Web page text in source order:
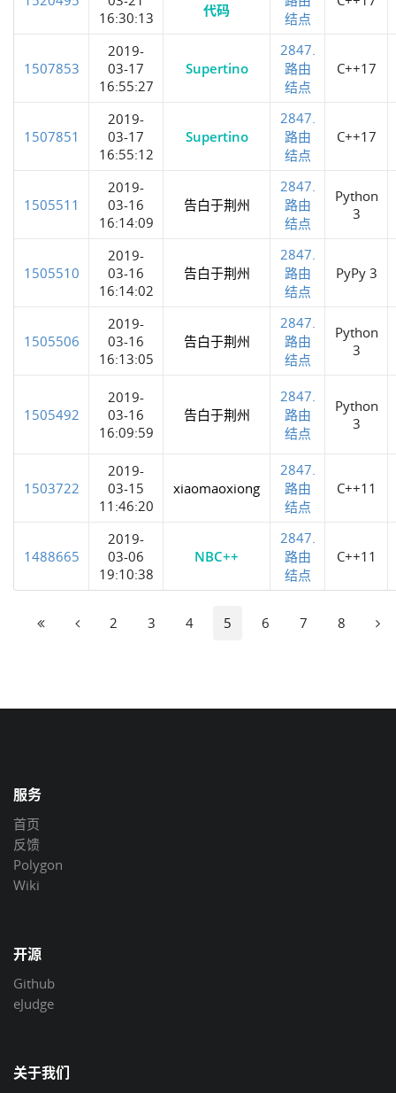
16:30:13
代码
结点
1507853
2019-
03-17
16:55:27
Supertino
2847.
路由
结点
C++17
1507851
2019-
03-17
16:55:12
Supertino
2847.
路由
结点
C++17
1505511
2019-
03-16
16:14:09
告白于荆州
2847.
路由
结点
Python
3
1505510
2019-
03-16
16:14:02
告白于荆州
2847.
路由
结点
PyPy 3
1505506
2019-
03-16
16:13:05
告白于荆州
2847.
路由
结点
Python
3
1505492
2019-
03-16
16:09:59
告白于荆州
2847.
路由
结点
Python
3
1503722
2019-
03-15
11:46:20
xiaomaoxiong
2847.
路由
结点
C++11
1488665
2019-
03-06
19:10:38
NBC++
2847.
路由
结点
C++11
2 3 4 5 6 7 8
服务
首页
反馈
Polygon
Wiki
开源
Github
eJudge
关于我们